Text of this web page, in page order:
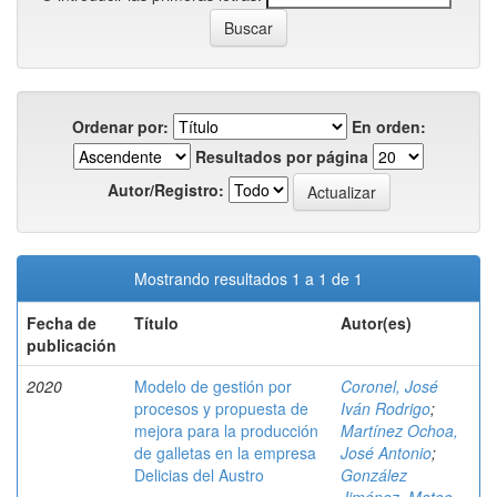
Ordenar por:
En orden:
Resultados por página
Autor/Registro:
Mostrando resultados 1 a 1 de 1
Fecha de
publicación
Título Autor(es)
2020
Modelo de gestión por
procesos y propuesta de
mejora para la producción
de galletas en la empresa
Delicias del Austro
Coronel, José
Iván Rodrigo;
Martínez Ochoa,
José Antonio;
González